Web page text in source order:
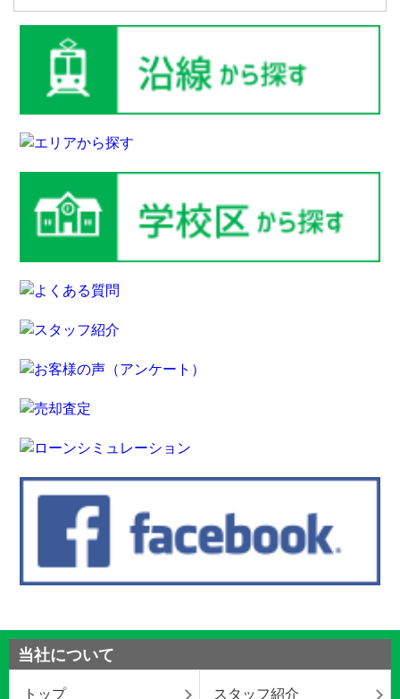
当社について
トップ スタッフ紹介